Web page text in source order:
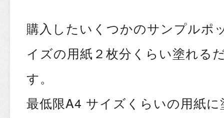
購入したいくつかのサンプルポ
イズの用紙２枚分くらい塗れる
す。
最低限A4 サイズくらいの用紙